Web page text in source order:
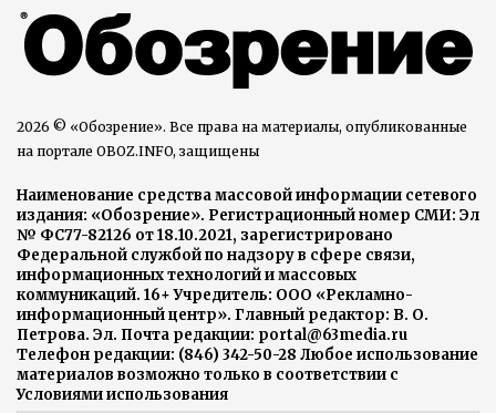
2026 © «Обозрение». Все права на материалы, опубликованные
на портале OBOZ.INFO, защищены
Наименование средства массовой информации сетевого
издания: «Обозрение». Регистрационный номер СМИ: Эл
№ ФС77-82126 от 18.10.2021, зарегистрировано
Федеральной службой по надзору в сфере связи,
информационных технологий и массовых
коммуникаций. 16+ Учредитель: ООО «Рекламно-
информационный центр». Главный редактор: В. О.
Петрова. Эл. Почта редакции: portal@63media.ru
Телефон редакции: (846) 342-50-28 Любое использование
материалов возможно только в соответствии с
Условиями использования